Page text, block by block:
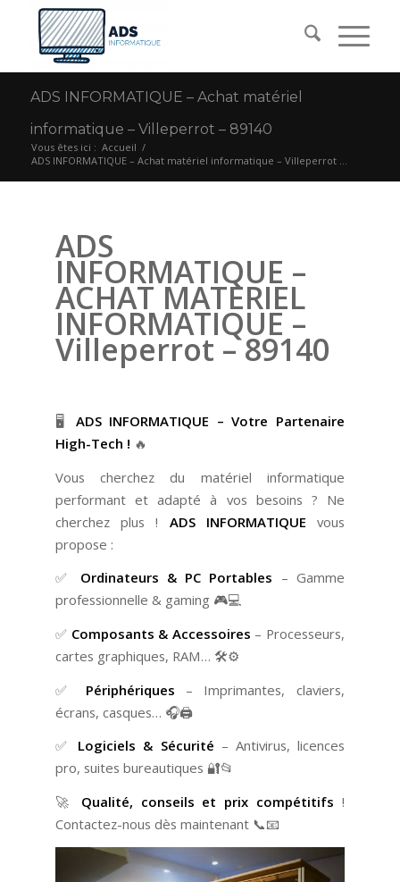
ADS INFORMATIQUE – Achat matériel
informatique – Villeperrot – 89140
Vous êtes ici : Accueil /
ADS INFORMATIQUE – Achat matériel informatique – Villeperrot ...
ADS
INFORMATIQUE –
ACHAT MATERIEL
INFORMATIQUE –
Villeperrot – 89140
🖥️ADS INFORMATIQUE – Votre Partenaire
High-Tech ! 🔥
Vous cherchez du matériel informatique
performant et adapté à vos besoins ? Ne
cherchez plus ! ADS INFORMATIQUE vous
propose :
✅ Ordinateurs & PC Portables – Gamme
professionnelle & gaming 🎮💻
✅ Composants & Accessoires – Processeurs,
cartes graphiques, RAM… 🛠️⚙️
✅ Périphériques – Imprimantes, claviers,
écrans, casques… 🎧🖨️
✅ Logiciels & Sécurité – Antivirus, licences
pro, suites bureautiques 🔐📂
🚀 Qualité, conseils et prix compétitifs !
Contactez-nous dès maintenant 📞📧